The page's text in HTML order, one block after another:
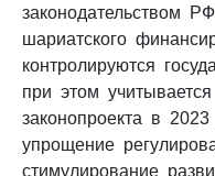
законодательством
шариатского
контролируются
при этом
законопроекта в
упрощение
стимулирование